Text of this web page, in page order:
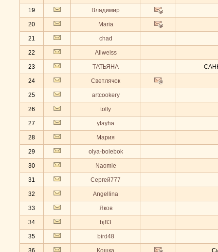
19 Владимир
20 Maria
21 chad
22 Allweiss
23 ТАТЬЯНА
24 Светлячок
25 artcookery
26 tolly
27 ylayha
28 Мария
29 olya-bolebok
30 Naomie
31 Сергей777
32 Angellina
33 Яков
34 bj83
35 bird48
36 Кошка